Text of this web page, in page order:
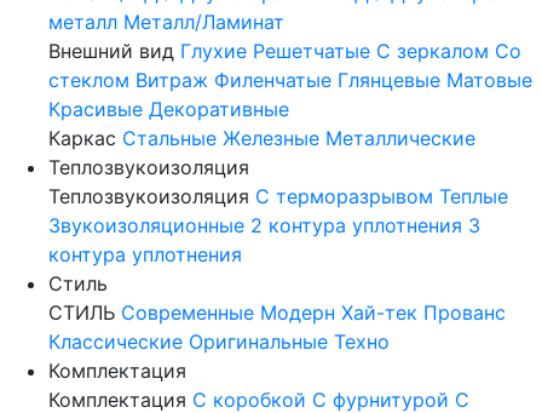
металл Металл/Ламинат
Внешний вид Глухие Решетчатые С зеркалом Со
стеклом Витраж Филенчатые Глянцевые Матовые
Красивые Декоративные
Каркас Стальные Железные Металлические
Теплозвукоизоляция
Теплозвукоизоляция С терморазрывом Теплые
Звукоизоляционные 2 контура уплотнения 3
контура уплотнения
Стиль
СТИЛЬ Современные Модерн Хай-тек Прованс
Классические Оригинальные Техно
Комплектация
Комплектация С коробкой С фурнитурой С